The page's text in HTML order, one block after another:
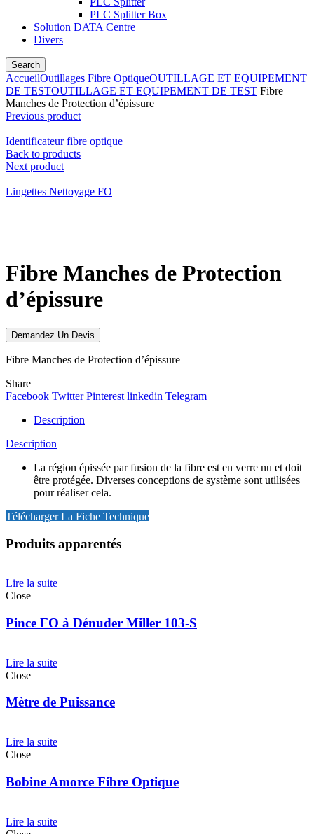
PLC Splitter Box
Solution DATA Centre
Divers
Search
AccueilOutillages Fibre OptiqueOUTILLAGE ET EQUIPEMENT
DE TESTOUTILLAGE ET EQUIPEMENT DE TEST Fibre
Manches de Protection d’épissure
Previous product
Identificateur fibre optique
Back to products
Next product
Lingettes Nettoyage FO
Fibre Manches de Protection
d’épissure
Demandez Un Devis
Fibre Manches de Protection d’épissure
Share
Facebook Twitter Pinterest linkedin Telegram
Description
Description
La région épissée par fusion de la fibre est en verre nu et doit
être protégée. Diverses conceptions de système sont utilisées
pour réaliser cela.
Télécharger La Fiche Technique
Produits apparentés
Lire la suite
Close
Pince FO à Dénuder Miller 103-S
Lire la suite
Close
Mètre de Puissance
Lire la suite
Close
Bobine Amorce Fibre Optique
Lire la suite